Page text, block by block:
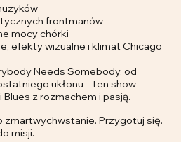
frontmanów
mocy chórki
efekty wizualne i klimat Chicago
Needs Somebody, od
ukłonu – ten show
z rozmachem i pasją.
zmartwychwstanie. Przygotuj się.
misji.